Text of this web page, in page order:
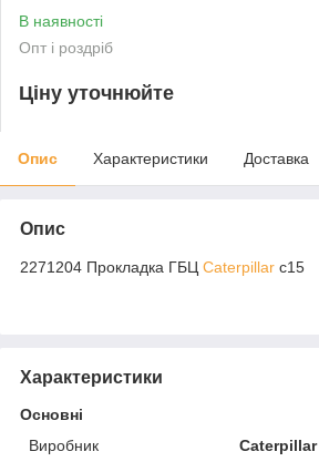
В наявності
Опт і роздріб
Ціну уточнюйте
Опис Характеристики Доставка
Опис
2271204 Прокладка ГБЦ Caterpillar c15
Характеристики
Основні
Виробник
Caterpillar